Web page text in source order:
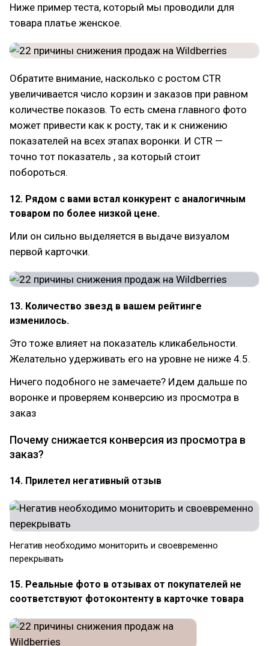
Ниже пример теста, который мы проводили для
товара платье женское.
Обратите внимание, насколько с ростом CTR
увеличивается число корзин и заказов при равном
количестве показов. То есть смена главного фото
может привести как к росту, так и к снижению
показателей на всех этапах воронки. И CTR —
точно тот показатель , за который стоит
побороться.
12. Рядом с вами встал конкурент с аналогичным
товаром по более низкой цене.
Или он сильно выделяется в выдаче визуалом
первой карточки.
13. Количество звезд в вашем рейтинге
изменилось.
Это тоже влияет на показатель кликабельности.
Желательно удерживать его на уровне не ниже 4.5.
Ничего подобного не замечаете? Идем дальше по
воронке и проверяем конверсию из просмотра в
заказ
Почему снижается конверсия из просмотра в
заказ?
14. Прилетел негативный отзыв
Негатив необходимо мониторить и своевременно
перекрывать
15. Реальные фото в отзывах от покупателей не
соответствуют фотоконтенту в карточке товара